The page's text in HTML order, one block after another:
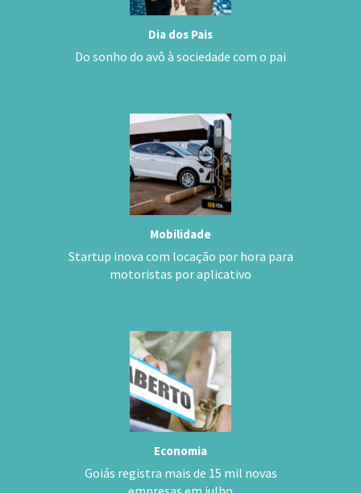
Dia dos Pais
Do sonho do avô à sociedade com o pai
Mobilidade
Startup inova com locação por hora para
motoristas por aplicativo
Economia
Goiás registra mais de 15 mil novas